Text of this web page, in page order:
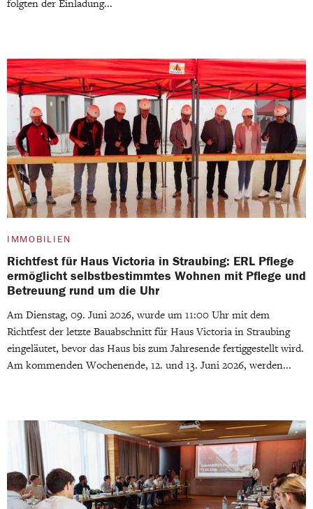
folgten der Einladung...
IMMOBILIEN
Richtfest für Haus Victoria in Straubing: ERL Pflege
ermöglicht selbstbestimmtes Wohnen mit Pflege und
Betreuung rund um die Uhr
Am Dienstag, 09. Juni 2026, wurde um 11:00 Uhr mit dem
Richtfest der letzte Bauabschnitt für Haus Victoria in Straubing
eingeläutet, bevor das Haus bis zum Jahresende fertiggestellt wird.
Am kommenden Wochenende, 12. und 13. Juni 2026, werden...